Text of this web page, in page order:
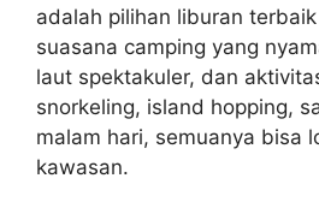
adalah pilihan liburan
suasana camping yang
laut spektakuler, dan
snorkeling, island hopping,
malam hari, semuanya bisa
kawasan.